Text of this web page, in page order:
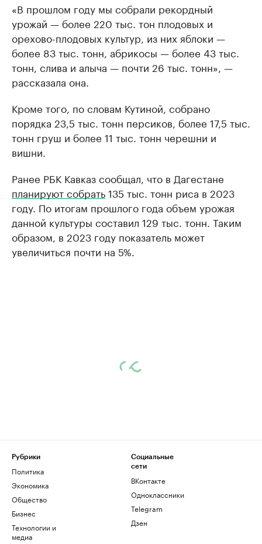
«В прошлом году мы собрали рекордный
урожай — более 220 тыс. тон плодовых и
орехово-плодовых культур, из них яблоки —
более 83 тыс. тонн, абрикосы — более 43 тыс.
тонн, слива и алыча — почти 26 тыс. тонн», —
рассказала она.
Кроме того, по словам Кутиной, собрано
порядка 23,5 тыс. тонн персиков, более 17,5 тыс.
тонн груш и более 11 тыс. тонн черешни и
вишни.
Ранее РБК Кавказ сообщал, что в Дагестане
планируют собрать135 тыс. тонн риса в 2023
году. По итогам прошлого года объем урожая
данной культуры составил 129 тыс. тонн. Таким
образом, в 2023 году показатель может
увеличиться почти на 5%.
Рубрики
Политика
Экономика
Общество
Бизнес
Технологии и
медиа
Социальные
сети
ВКонтакте
Одноклассники
Telegram
Дзен